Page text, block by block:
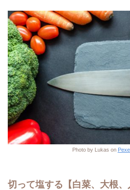
Photo by Lukas on
切って塩する【白菜、大根、